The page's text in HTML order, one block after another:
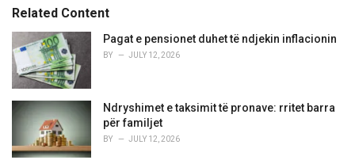
i
e
:
Related Content
Pagat e pensionet duhet të ndjekin inflacionin
BY JULY 12, 2026
Ndryshimet e taksimit të pronave: rritet barra
për familjet
BY JULY 12, 2026